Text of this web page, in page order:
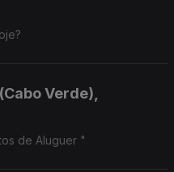
hoje?
Verde),
de Aluguer "